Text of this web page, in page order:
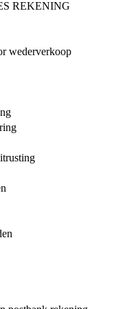
REKENING
wederverkoop